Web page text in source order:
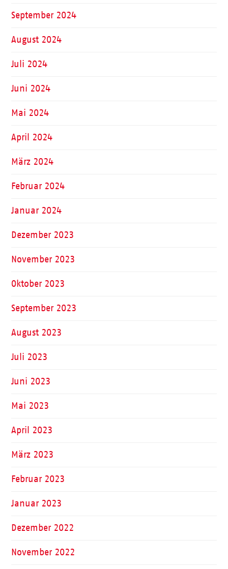
September 2024
August 2024
Juli 2024
Juni 2024
Mai 2024
April 2024
März 2024
Februar 2024
Januar 2024
Dezember 2023
November 2023
Oktober 2023
September 2023
August 2023
Juli 2023
Juni 2023
Mai 2023
April 2023
März 2023
Februar 2023
Januar 2023
Dezember 2022
November 2022